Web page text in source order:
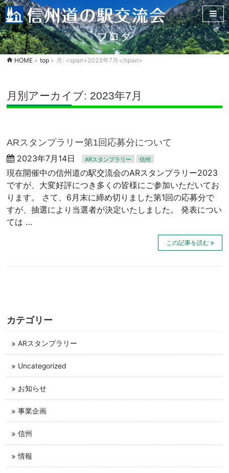
ブログ
HOME » top » 月: <span>2023年7月</span>
月別アーカイブ: 2023年7月
ARスタンプラリー第1回応募分について
2023年7月14日 ARスタンプラリー 信州
現在開催中の信州道の駅交流会のARスタンプラリー2023
ですが、大変好評につき多くの皆様にご参加いただいてお
ります。 さて、6月末に締め切りました第1回の応募分で
すが、抽選により当選者が決定いたしました。 発表につい
ては …
この記事を読む
カテゴリー
ARスタンプラリー
Uncategorized
お知らせ
事業企画
信州
情報